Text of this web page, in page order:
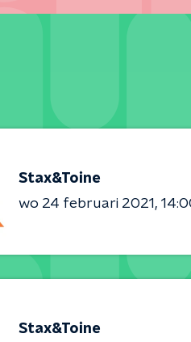
Stax&Toine
wo 24 februari 2021
Stax&Toine